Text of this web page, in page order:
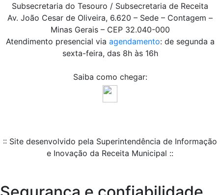
Subsecretaria do Tesouro / Subsecretaria de Receita
Av. João Cesar de Oliveira, 6.620 – Sede – Contagem –
Minas Gerais – CEP 32.040-000
Atendimento presencial via agendamento: de segunda a
sexta-feira, das 8h às 16h
Saiba como chegar:
:: Site desenvolvido pela Superintendência de Informação
e Inovação da Receita Municipal ::